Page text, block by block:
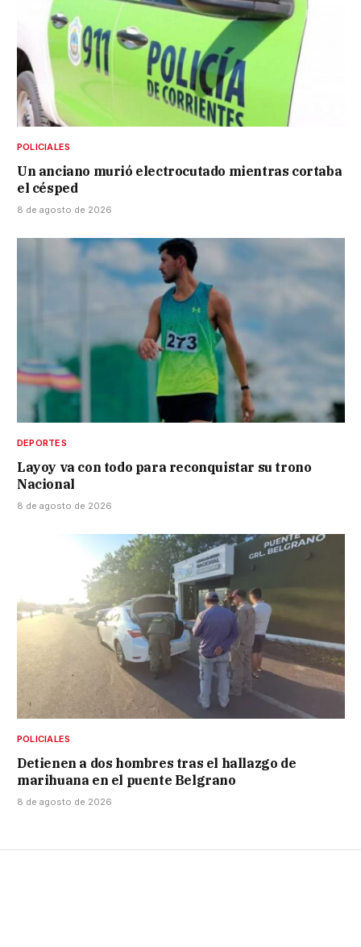
POLICIALES
Un anciano murió electrocutado mientras cortaba
el césped
8 de agosto de 2026
DEPORTES
Layoy va con todo para reconquistar su trono
Nacional
8 de agosto de 2026
POLICIALES
Detienen a dos hombres tras el hallazgo de
marihuana en el puente Belgrano
8 de agosto de 2026